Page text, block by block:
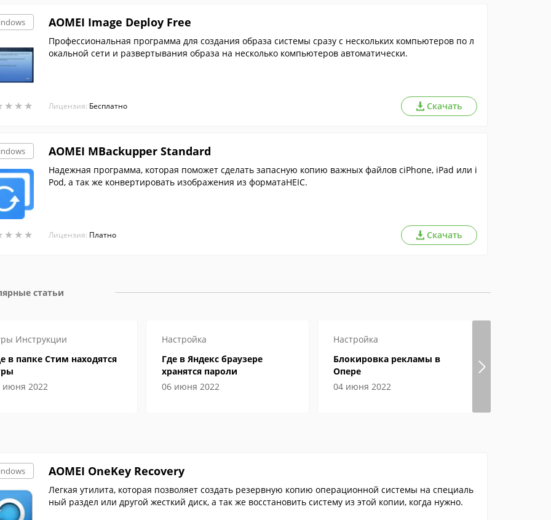
★ ★ ★
★ ★ ★
AOMEI Image Deploy Free
Профессиональная программа для создания образа системы сразу с нескольких компьютеров по л
окальной сети и развертывания образа на несколько компьютеров автоматически.
Лицензия: Бесплатно Скачать
★ ★ ★
★ ★ ★
AOMEI MBackupper Standard
Надежная программа, которая поможет сделать запасную копию важных файлов сiPhone, iPad или i
Pod, а так же конвертировать изображения из форматаHEIC.
Лицензия: Платно Скачать
статьи
Инструкции
в папке Стим находятся
июня 2022
Настройка
Где в Яндекс браузере
хранятся пароли
06 июня 2022
Настройка
Блокировка рекламы в
Опере
04 июня 2022
AOMEI OneKey Recovery
Легкая утилита, которая позволяет создать резервную копию операционной системы на специаль
ный раздел или другой жесткий диск, а так же восстановить систему из этой копии, когда нужно.